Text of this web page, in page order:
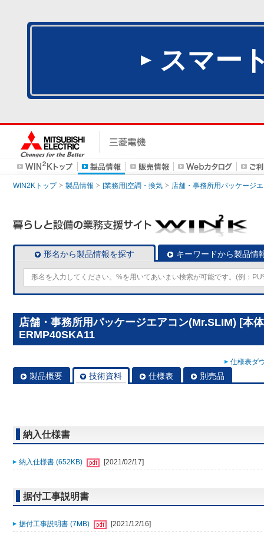
スマー
WIN2Kトップ 製品情報 [業務用]空調・換気 店舗・事務所用パッケージ
形名から製品情報を探す キーワードから製品情
店舗・事務所用パッケージエアコン(Mr.SLIM) [本
ERMP40SKA11
仕様表ダ
製品概要 技術資料 仕様表 別売品
納入仕様書
納入仕様書 (652KB) [2021/02/17]
据付工事説明書
据付工事説明書 (7MB) [2021/12/16]